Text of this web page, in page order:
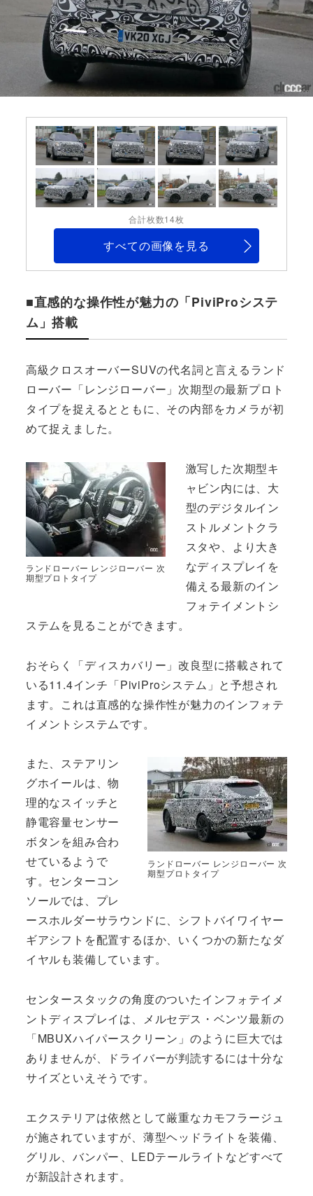
合計枚数14枚
すべての画像を見る
■直感的な操作性が魅力の「PiviProシステ
ム」搭載
高級クロスオーバーSUVの代名詞と言えるランド
ローバー「レンジローバー」次期型の最新プロト
タイプを捉えるとともに、その内部をカメラが初
めて捉えました。
ランドローバー レンジローバー 次
期型プロトタイプ
激写した次期型キ
ャビン内には、大
型のデジタルイン
ストルメントクラ
スタや、より大き
なディスプレイを
備える最新のイン
フォテイメントシ
ステムを見ることができます。
おそらく「ディスカバリー」改良型に搭載されて
いる11.4インチ「PiviProシステム」と予想され
ます。これは直感的な操作性が魅力のインフォテ
イメントシステムです。
ランドローバー レンジローバー 次
期型プロトタイプ
また、ステアリン
グホイールは、物
理的なスイッチと
静電容量センサー
ボタンを組み合わ
せているようで
す。センターコン
ソールでは、プレ
ースホルダーサラウンドに、シフトバイワイヤー
ギアシフトを配置するほか、いくつかの新たなダ
イヤルも装備しています。
センタースタックの角度のついたインフォテイメ
ントディスプレイは、メルセデス・ベンツ最新の
「MBUXハイパースクリーン」のように巨大では
ありませんが、ドライバーが判読するには十分な
サイズといえそうです。
エクステリアは依然として厳重なカモフラージュ
が施されていますが、薄型ヘッドライトを装備、
グリル、バンパー、LEDテールライトなどすべて
が新設計されます。